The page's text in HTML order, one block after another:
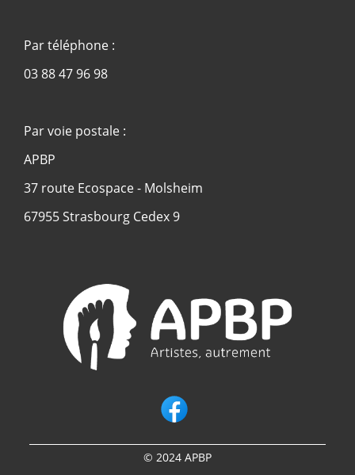
Par téléphone :
03 88 47 96 98
Par voie postale :
APBP
37 route Ecospace - Molsheim
67955 Strasbourg Cedex 9
© 2024 APBP